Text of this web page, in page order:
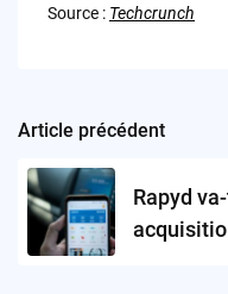
Source : Techcrunch
Post
navigation
Article précédent
Rapyd